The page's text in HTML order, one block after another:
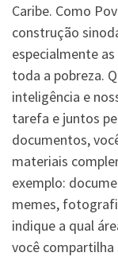
Caribe. Como
construção
especialmente
toda a pobreza.
inteligência e
tarefa e juntos
documentos,
materiais
exemplo:
memes,
indique a qual
você compartilha